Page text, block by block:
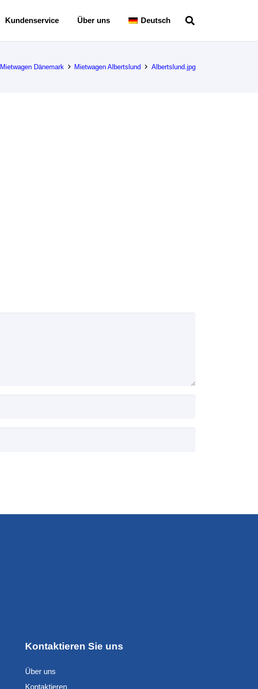
Kundenservice Über uns Deutsch
Mietwagen Dänemark Mietwagen Albertslund Albertslund.jpg
Kontaktieren Sie uns
Über uns
Kontaktieren